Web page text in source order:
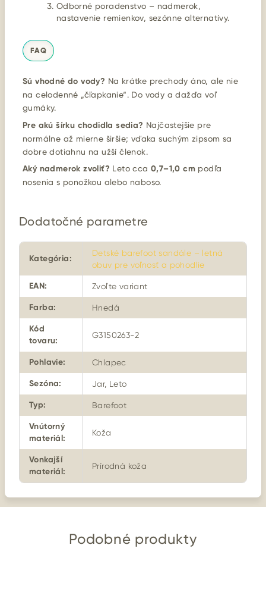
Odborné poradenstvo – nadmerok,
nastavenie remienkov, sezónne alternatívy.
FAQ
Sú vhodné do vody? Na krátke prechody áno, ale nie
na celodenné „čľapkanie“. Do vody a dažďa voľ
gumáky.
Pre akú šírku chodidla sedia? Najčastejšie pre
normálne až mierne širšie; vďaka suchým zipsom sa
dobre dotiahnu na užší členok.
Aký nadmerok zvoliť? Leto cca 0,7–1,0 cm podľa
nosenia s ponožkou alebo naboso.
Dodatočné parametre
Kategória:
Detské barefoot sandále – letná
obuv pre voľnosť a pohodlie
EAN: Zvoľte variant
Farba: Hnedá
Kód
tovaru:
G3150263-2
Pohlavie: Chlapec
Sezóna: Jar, Leto
Typ: Barefoot
Vnútorný
materiál:
Koža
Vonkajší
materiál:
Prírodná koža
Podobné produkty